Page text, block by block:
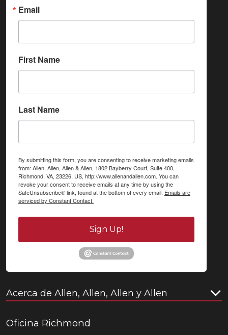
Email
First Name
Last Name
By submitting this form, you are consenting to receive marketing emails
from: Allen, Allen, Allen & Allen, 1802 Bayberry Court, Suite 400,
Richmond, VA, 23226, US, http://www.allenandallen.com. You can
revoke your consent to receive emails at any time by using the
SafeUnsubscribe® link, found at the bottom of every email. Emails are
serviced by Constant Contact.
Sign Up!
Acerca de Allen, Allen, Allen y Allen
Oficina Richmond